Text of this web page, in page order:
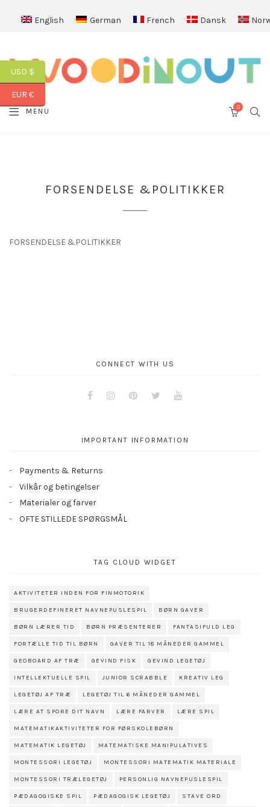
English German French Dansk
MENU 0
FORSENDELSE &POLITIKKER
FORSENDELSE &POLITIKKER
CONNECT WITH US
FacebookInstagramPinterestTwitter
IMPORTANT INFORMATION
Payments & Returns
Vilkår og betingelser
Materialer og farver
OFTE STILLEDE SPØRGSMÅL
TAG CLOUD WIDGET
AKTIVITETER INDEN FOR FINMOTORIK
BRUGERDEFINERET NAVNEPUSLESPIL BØRN GAVER
BØRN LÆRER TID BØRN PRÆSENTERER FANTASIFULD LEG
FORTÆLLE TID TIL BØRN GAVER TIL 18 MÅNEDER GAMMEL
GEOBOARD AF TRÆ GEVIND FISK GEVIND LEGETØJ
INTELLEKTUELLE SPIL JUNIOR SCRABBLE KREATIV LEG
LEGETØJ AF TRÆ LEGETØJ TIL 6 MÅNEDER GAMMEL
LÆRE AT SPORE DIT NAVN LÆRE FARVER LÆRE SPIL
MATEMATIKAKTIVITETER FOR FØRSKOLEBØRN
MATEMATIK LEGETØJ MATEMATISKE MANIPULATIVES
MONTESSORI LEGETØJ MONTESSORI MATEMATIK MATERIALE
MONTESSORI TRÆLEGETØJ PERSONLIG NAVNEPUSLESPIL
PÆDAGOGISKE SPIL PÆDAGOGISK LEGETØJ STAVE ORD
USD $
EUR €